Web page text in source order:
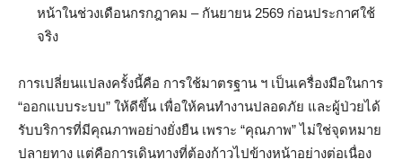
หน้าในช่วงเดือนกรกฎาคม – กันยายน 2569 ก่อนประกาศใช้
จริง
การเปลี่ยนแปลงครั้งนี้คือ การใช้มาตรฐาน ฯ เป็นเครื่องมือในการ
“ออกแบบระบบ” ให้ดีขึ้น เพื่อให้คนทำงานปลอดภัย และผู้ป่วยได้
รับบริการที่มีคุณภาพอย่างยั่งยืน เพราะ “คุณภาพ” ไม่ใช่จุดหมาย
ปลายทาง แต่คือการเดินทางที่ต้องก้าวไปข้างหน้าอย่างต่อเนื่อง